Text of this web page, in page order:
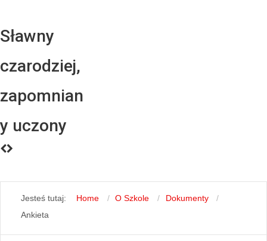
Sławny
czarodziej,
zapomnian
y uczony
Jesteś tutaj: Home O Szkole
Dokumenty
Ankieta